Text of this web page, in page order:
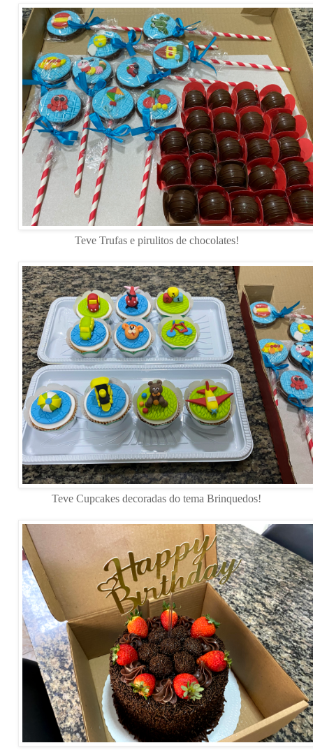
Teve Trufas e pirulitos de chocolates!
Teve Cupcakes decoradas do tema Brinquedos!